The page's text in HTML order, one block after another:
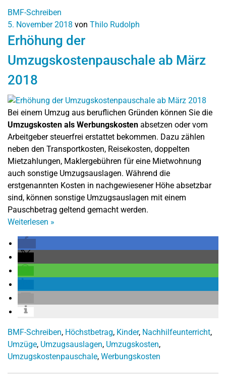
BMF-Schreiben
5. November 2018 von Thilo Rudolph
Erhöhung der
Umzugskostenpauschale ab März
2018
Bei einem Umzug aus beruflichen Gründen können Sie die
Umzugskosten als Werbungskosten absetzen oder vom
Arbeitgeber steuerfrei erstattet bekommen. Dazu zählen
neben den Transportkosten, Reisekosten, doppelten
Mietzahlungen, Maklergebühren für eine Mietwohnung
auch sonstige Umzugsauslagen. Während die
erstgenannten Kosten in nachgewiesener Höhe absetzbar
sind, können sonstige Umzugsauslagen mit einem
Pauschbetrag geltend gemacht werden.
Weiterlesen »
BMF-Schreiben, Höchstbetrag, Kinder, Nachhilfeunterricht,
Umzüge, Umzugsauslagen, Umzugskosten,
Umzugskostenpauschale, Werbungskosten